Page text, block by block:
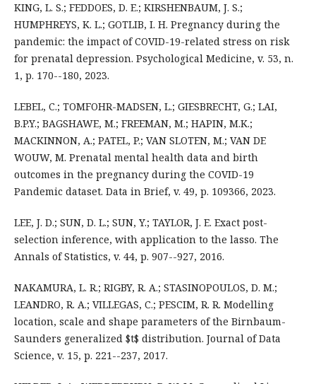
KING, L. S.; FEDDOES, D. E.; KIRSHENBAUM, J. S.;
HUMPHREYS, K. L.; GOTLIB, I. H. Pregnancy during the
pandemic: the impact of COVID-19-related stress on risk
for prenatal depression. Psychological Medicine, v. 53, n.
1, p. 170--180, 2023.
LEBEL, C.; TOMFOHR-MADSEN, L.; GIESBRECHT, G.; LAI,
B.P.Y.; BAGSHAWE, M.; FREEMAN, M.; HAPIN, M.K.;
MACKINNON, A.; PATEL, P.; VAN SLOTEN, M.; VAN DE
WOUW, M. Prenatal mental health data and birth
outcomes in the pregnancy during the COVID-19
Pandemic dataset. Data in Brief, v. 49, p. 109366, 2023.
LEE, J. D.; SUN, D. L.; SUN, Y.; TAYLOR, J. E. Exact post-
selection inference, with application to the lasso. The
Annals of Statistics, v. 44, p. 907--927, 2016.
NAKAMURA, L. R.; RIGBY, R. A.; STASINOPOULOS, D. M.;
LEANDRO, R. A.; VILLEGAS, C.; PESCIM, R. R. Modelling
location, scale and shape parameters of the Birnbaum-
Saunders generalized $t$ distribution. Journal of Data
Science, v. 15, p. 221--237, 2017.